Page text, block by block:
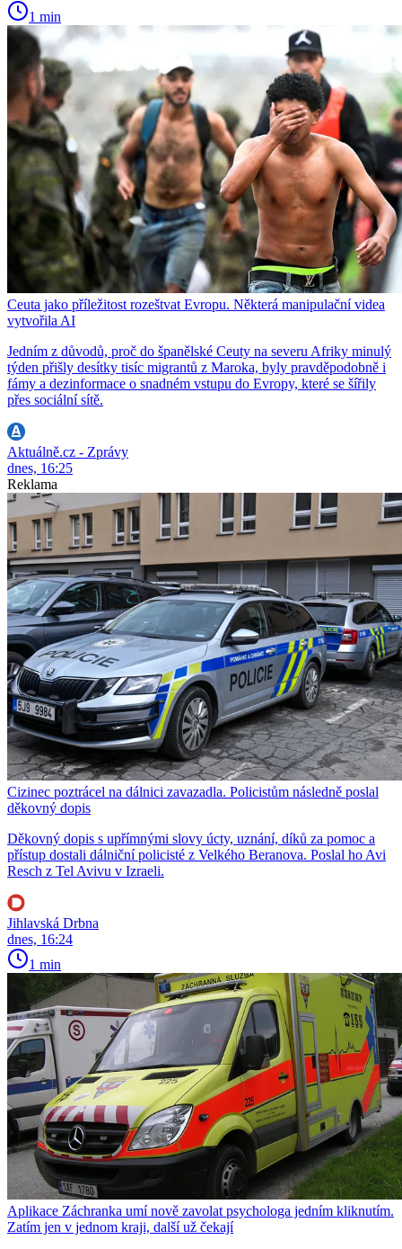
1 min
Ceuta jako příležitost rozeštvat Evropu. Některá manipulační videa
vytvořila AI
Jedním z důvodů, proč do španělské Ceuty na severu Afriky minulý
týden přišly desítky tisíc migrantů z Maroka, byly pravděpodobně i
fámy a dezinformace o snadném vstupu do Evropy, které se šířily
přes sociální sítě.
Aktuálně.cz - Zprávy
dnes, 16:25
Reklama
Cizinec poztrácel na dálnici zavazadla. Policistům následně poslal
děkovný dopis
Děkovný dopis s upřímnými slovy úcty, uznání, díků za pomoc a
přístup dostali dálniční policisté z Velkého Beranova. Poslal ho Avi
Resch z Tel Avivu v Izraeli.
Jihlavská Drbna
dnes, 16:24
1 min
Aplikace Záchranka umí nově zavolat psychologa jedním kliknutím.
Zatím jen v jednom kraji, další už čekají